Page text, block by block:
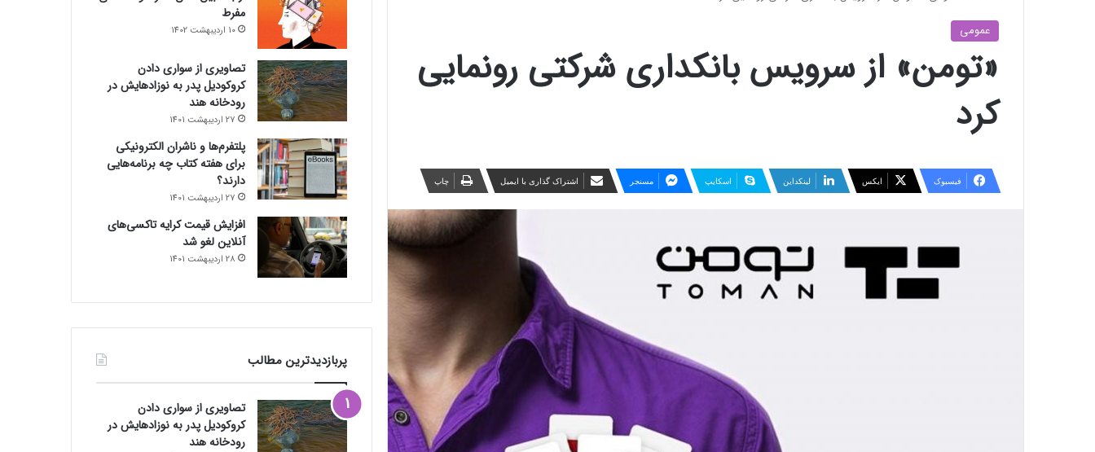
عمومی
«تومن» از سرویس بانکداری شرکتی رونمایی
کرد
فیسبوک ایکس لینکداین اسکایپ مسنجر اشتراک گذاری با ایمیل چاپ
مفرط
10 اردیبهشت 1402
تصاویری از سواری دادن
کروکودیل پدر به نوزادهایش در
رودخانه هند
27 اردیبهشت 1401
پلتفرم‌ها و ناشران الکترونیکی
برای هفته کتاب چه برنامه‌هایی
دارند؟
27 اردیبهشت 1401
افزایش قیمت کرایه تاکسی‌های
آنلاین لغو شد
28 اردیبهشت 1401
پربازدیدترین مطالب
تصاویری از سواری دادن
کروکودیل پدر به نوزادهایش در
رودخانه هند